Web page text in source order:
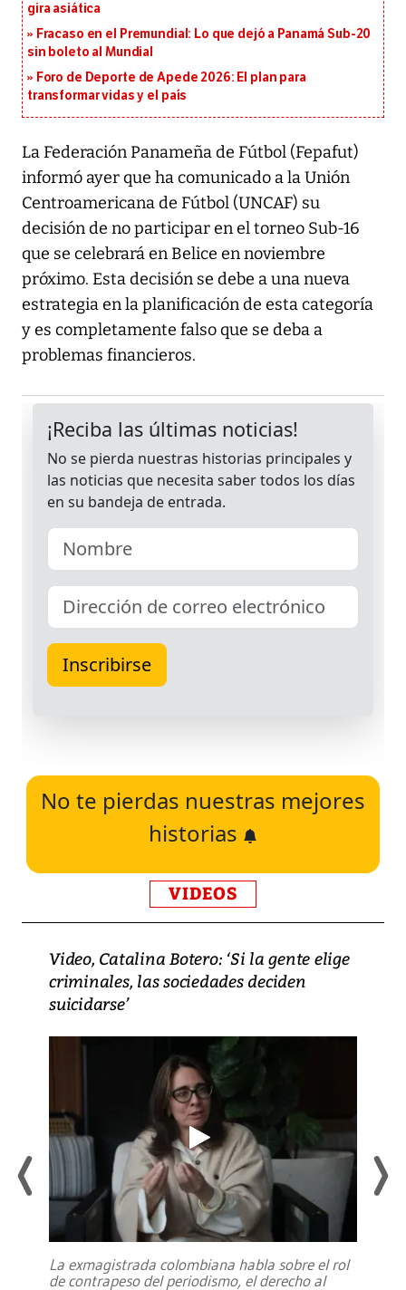
gira asiática
Fracaso en el Premundial: Lo que dejó a Panamá Sub-20
sin boleto al Mundial
Foro de Deporte de Apede 2026: El plan para
transformar vidas y el país
La Federación Panameña de Fútbol (Fepafut)
informó ayer que ha comunicado a la Unión
Centroamericana de Fútbol (UNCAF) su
decisión de no participar en el torneo Sub-16
que se celebrará en Belice en noviembre
próximo. Esta decisión se debe a una nueva
estrategia en la planificación de esta categoría
y es completamente falso que se deba a
problemas financieros.
No te pierdas nuestras mejores
historias
VIDEOS
Video, Catalina Botero: ‘Si la gente elige
criminales, las sociedades deciden
suicidarse’
La exmagistrada colombiana habla sobre el rol
de contrapeso del periodismo, el derecho al